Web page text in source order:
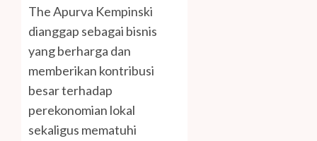
The Apurva Kempinski
dianggap sebagai bisnis
yang berharga dan
memberikan kontribusi
besar terhadap
perekonomian lokal
sekaligus mematuhi